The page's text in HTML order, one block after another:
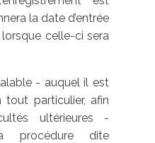
la date d’entrée
celle-ci sera
- auquel il est
tout particulier, afin
ultérieures -
procédure dite